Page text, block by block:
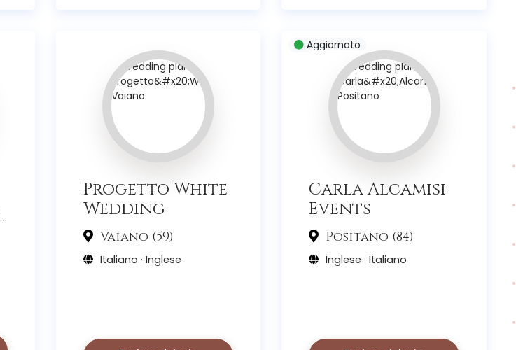
Progetto White
Wedding
Vaiano (59)
Italiano · Inglese
Aggiornato
Carla Alcamisi
Events
Positano (84)
Inglese · Italiano